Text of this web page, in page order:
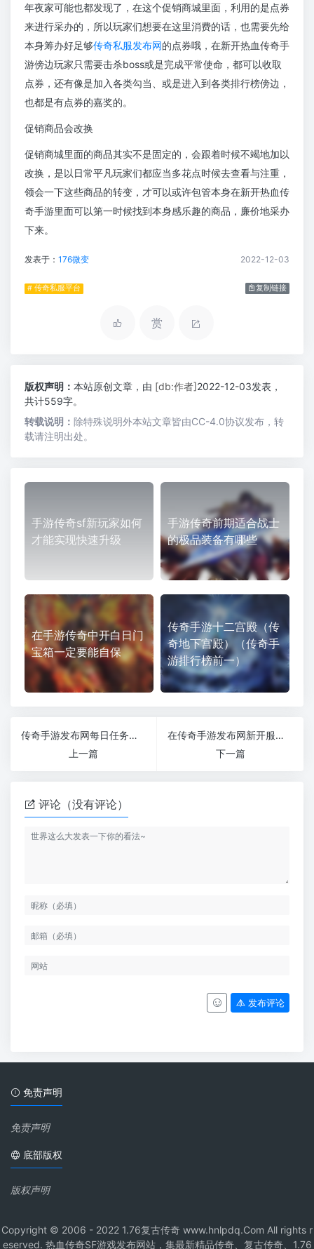
年夜家可能也都发现了，在这个促销商城里面，利用的是点券
来进行采办的，所以玩家们想要在这里消费的话，也需要先给
本身筹办好足够传奇私服发布网的点券哦，在新开热血传奇手
游傍边玩家只需要击杀boss或是完成平常使命，都可以收取
点券，还有像是加入各类勾当、或是进入到各类排行榜傍边，
也都是有点券的嘉奖的。
促销商品会改换
促销商城里面的商品其实不是固定的，会跟着时候不竭地加以
改换，是以日常平凡玩家们都应当多花点时候去查看与注重，
领会一下这些商品的转变，才可以或许包管本身在新开热血传
奇手游里面可以第一时候找到本身感乐趣的商品，廉价地采办
下来。
发表于： 176微变 2022-12-03
# 传奇私服平台 复制链接
赏
版权声明： 本站原创文章，由 [db:作者]2022-12-03发表，
共计559字。
转载说明： 除特殊说明外本站文章皆由CC-4.0协议发布，转
载请注明出处。
手游传奇sf新玩家如何
才能实现快速升级
手游传奇前期适合战士
的极品装备有哪些
在手游传奇中开白日门
宝箱一定要能自保
传奇手游十二宫殿（传
奇地下宫殿）（传奇手
游排行榜前一）
传奇手游发布网每日任务为什么是必做任务
上一篇
在传奇手游发布网新开服里玩后期职业要怎么成长
下一篇
评论（没有评论）
发布评论
免责声明
免责声明
底部版权
版权声明
Copyright © 2006 - 2022 1.76复古传奇 www.hnlpdq.Com All rights r
eserved. 热血传奇SF游戏发布网站，集最新精品传奇、复古传奇、1.76